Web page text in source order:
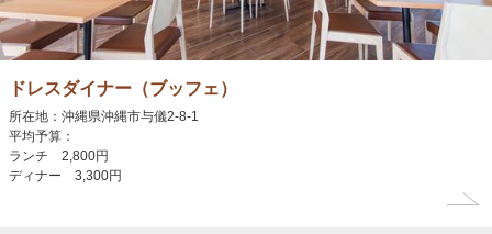
ドレスダイナー（ブッフェ）
所在地：沖縄県沖縄市与儀2-8-1
平均予算：
ランチ 2,800円
ディナー 3,300円